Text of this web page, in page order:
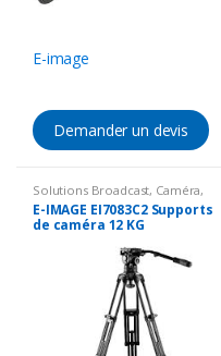
E-image
Demander un devis
Solutions Broadcast, Caméra,
Accessoires Caméra ,Support
E-IMAGE EI7083C2 Supports
de caméra 12 KG